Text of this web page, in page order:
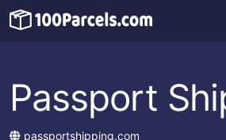
Passport
passportshipping.com